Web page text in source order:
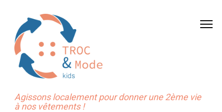
Agissons localement pour donner une 2ème vie
à nos vêtements !